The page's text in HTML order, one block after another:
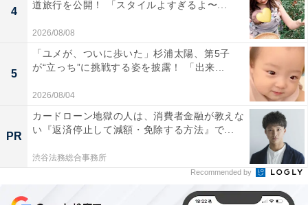
4
道旅行を公開！ 「スタイルよすぎるよ〜...
2026/08/08
5
「ユメが、ついに歩いた」杉浦太陽、第5子
が“立っち”に挑戦する姿を披露！ 「出来...
2026/08/04
PR
カードローン地獄の人は、消費者金融が教えな
い『返済停止して減額・免除する方法』で...
渋谷法務総合事務所
Recommended by